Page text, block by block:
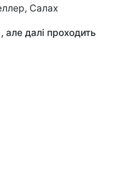
Салах
але далі проходить